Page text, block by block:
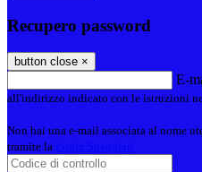
Recupero password
button close ×
E-
all'indirizzo indicato con le istruzioni
Non hai una e-mail associata al nome
tramite la